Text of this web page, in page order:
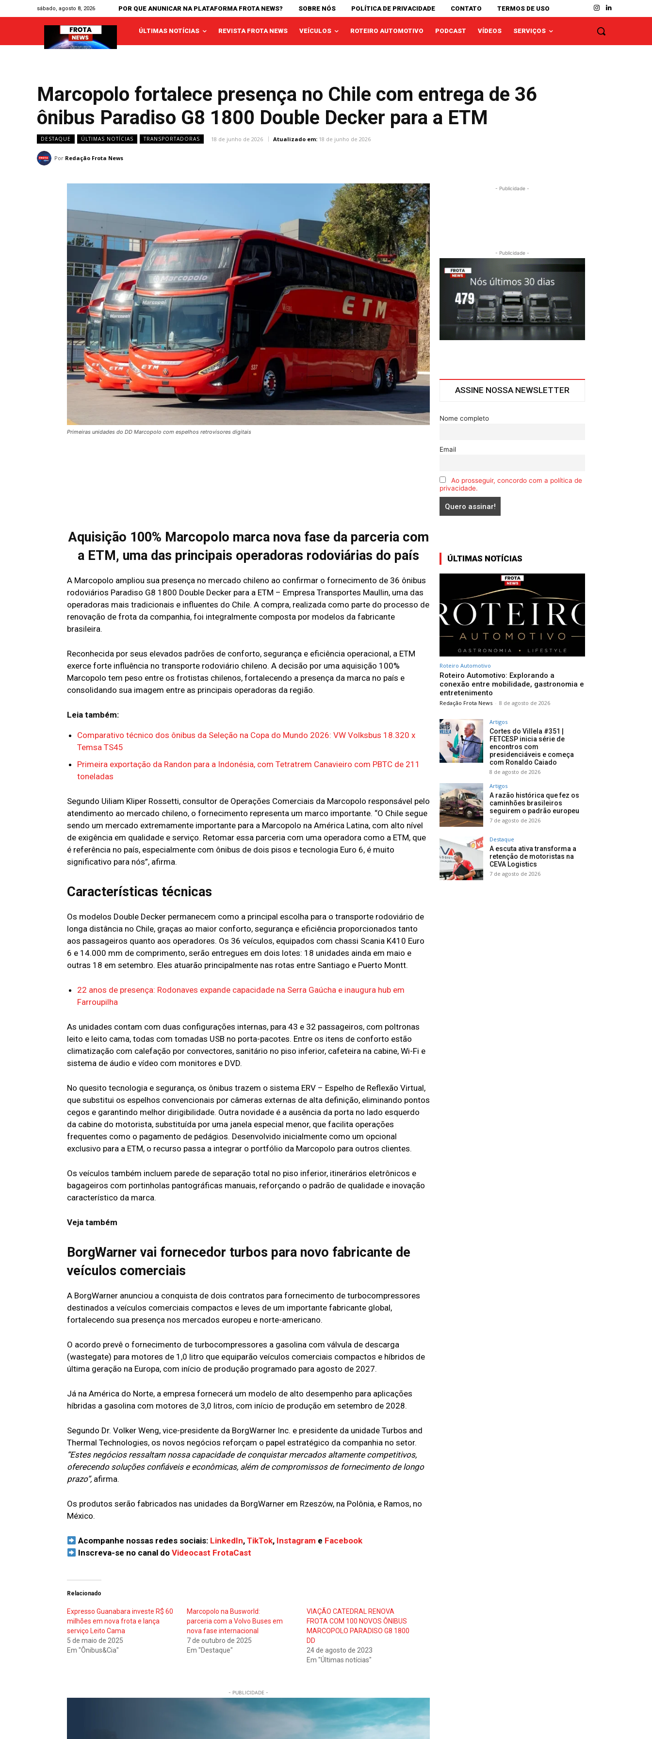
sábado, agosto 8, 2026 POR QUE ANUNICAR NA PLATAFORMA FROTA NEWS? SOBRE NÓS POLÍTICA DE PRIVACIDADE CONTATO TERMOS DE USO
ÚLTIMAS NOTÍCIAS REVISTA FROTA NEWS VEÍCULOS ROTEIRO AUTOMOTIVO PODCAST VÍDEOS SERVIÇOS
Marcopolo fortalece presença no Chile com entrega de 36
ônibus Paradiso G8 1800 Double Decker para a ETM
DESTAQUE ÚLTIMAS NOTÍCIAS TRANSPORTADORAS 18 de junho de 2026 Atualizado em: 18 de junho de 2026
Por Redação Frota News
Primeiras unidades do DD Marcopolo com espelhos retrovisores digitais
Aquisição 100% Marcopolo marca nova fase da parceria com
a ETM, uma das principais operadoras rodoviárias do país
A Marcopolo ampliou sua presença no mercado chileno ao confirmar o fornecimento de 36 ônibus
rodoviários Paradiso G8 1800 Double Decker para a ETM – Empresa Transportes Maullin, uma das
operadoras mais tradicionais e influentes do Chile. A compra, realizada como parte do processo de
renovação de frota da companhia, foi integralmente composta por modelos da fabricante
brasileira.
Reconhecida por seus elevados padrões de conforto, segurança e eficiência operacional, a ETM
exerce forte influência no transporte rodoviário chileno. A decisão por uma aquisição 100%
Marcopolo tem peso entre os frotistas chilenos, fortalecendo a presença da marca no país e
consolidando sua imagem entre as principais operadoras da região.
Leia também:
Comparativo técnico dos ônibus da Seleção na Copa do Mundo 2026: VW Volksbus 18.320 x
Temsa TS45
Primeira exportação da Randon para a Indonésia, com Tetratrem Canavieiro com PBTC de 211
toneladas
Segundo Uiliam Kliper Rossetti, consultor de Operações Comerciais da Marcopolo responsável pelo
atendimento ao mercado chileno, o fornecimento representa um marco importante. “O Chile segue
sendo um mercado extremamente importante para a Marcopolo na América Latina, com alto nível
de exigência em qualidade e serviço. Retomar essa parceria com uma operadora como a ETM, que
é referência no país, especialmente com ônibus de dois pisos e tecnologia Euro 6, é muito
significativo para nós”, afirma.
Características técnicas
Os modelos Double Decker permanecem como a principal escolha para o transporte rodoviário de
longa distância no Chile, graças ao maior conforto, segurança e eficiência proporcionados tanto
aos passageiros quanto aos operadores. Os 36 veículos, equipados com chassi Scania K410 Euro
6 e 14.000 mm de comprimento, serão entregues em dois lotes: 18 unidades ainda em maio e
outras 18 em setembro. Eles atuarão principalmente nas rotas entre Santiago e Puerto Montt.
22 anos de presença: Rodonaves expande capacidade na Serra Gaúcha e inaugura hub em
Farroupilha
As unidades contam com duas configurações internas, para 43 e 32 passageiros, com poltronas
leito e leito cama, todas com tomadas USB no porta-pacotes. Entre os itens de conforto estão
climatização com calefação por convectores, sanitário no piso inferior, cafeteira na cabine, Wi-Fi e
sistema de áudio e vídeo com monitores e DVD.
No quesito tecnologia e segurança, os ônibus trazem o sistema ERV – Espelho de Reflexão Virtual,
que substitui os espelhos convencionais por câmeras externas de alta definição, eliminando pontos
cegos e garantindo melhor dirigibilidade. Outra novidade é a ausência da porta no lado esquerdo
da cabine do motorista, substituída por uma janela especial menor, que facilita operações
frequentes como o pagamento de pedágios. Desenvolvido inicialmente como um opcional
exclusivo para a ETM, o recurso passa a integrar o portfólio da Marcopolo para outros clientes.
Os veículos também incluem parede de separação total no piso inferior, itinerários eletrônicos e
bagageiros com portinholas pantográficas manuais, reforçando o padrão de qualidade e inovação
característico da marca.
Veja também
BorgWarner vai fornecedor turbos para novo fabricante de
veículos comerciais
A BorgWarner anunciou a conquista de dois contratos para fornecimento de turbocompressores
destinados a veículos comerciais compactos e leves de um importante fabricante global,
fortalecendo sua presença nos mercados europeu e norte-americano.
O acordo prevê o fornecimento de turbocompressores a gasolina com válvula de descarga
(wastegate) para motores de 1,0 litro que equiparão veículos comerciais compactos e híbridos de
última geração na Europa, com início de produção programado para agosto de 2027.
Já na América do Norte, a empresa fornecerá um modelo de alto desempenho para aplicações
híbridas a gasolina com motores de 3,0 litros, com início de produção em setembro de 2028.
Segundo Dr. Volker Weng, vice-presidente da BorgWarner Inc. e presidente da unidade Turbos and
Thermal Technologies, os novos negócios reforçam o papel estratégico da companhia no setor.
“Estes negócios ressaltam nossa capacidade de conquistar mercados altamente competitivos,
oferecendo soluções confiáveis e econômicas, além de compromissos de fornecimento de longo
prazo”, afirma.
Os produtos serão fabricados nas unidades da BorgWarner em Rzeszów, na Polônia, e Ramos, no
México.
Acompanhe nossas redes sociais: LinkedIn,TikTok, Instagram e Facebook
Inscreva-se no canal doVideocast FrotaCast
Relacionado
Expresso Guanabara investe R$ 60
milhões em nova frota e lança
serviço Leito Cama
5 de maio de 2025
Em "Ônibus&Cia"
Marcopolo na Busworld:
parceria com a Volvo Buses em
nova fase internacional
7 de outubro de 2025
Em "Destaque"
VIAÇÃO CATEDRAL RENOVA
FROTA COM 100 NOVOS ÔNIBUS
MARCOPOLO PARADISO G8 1800
DD
24 de agosto de 2023
Em "Últimas notícias"
- PUBLICIDADE -
- Publicidade -
- Publicidade -
ASSINE NOSSA NEWSLETTER
Nome completo
Email
Ao prosseguir, concordo com a política de
privacidade.
ÚLTIMAS NOTÍCIAS
Roteiro Automotivo
Roteiro Automotivo: Explorando a
conexão entre mobilidade, gastronomia e
entretenimento
Redação Frota News - 8 de agosto de 2026
Artigos
Cortes do Villela #351 |
FETCESP inicia série de
encontros com
presidenciáveis e começa
com Ronaldo Caiado
8 de agosto de 2026
Artigos
A razão histórica que fez os
caminhões brasileiros
seguirem o padrão europeu
7 de agosto de 2026
Destaque
A escuta ativa transforma a
retenção de motoristas na
CEVA Logistics
7 de agosto de 2026